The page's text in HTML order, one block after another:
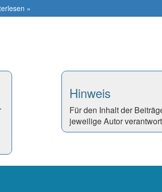
»
Hinweis
Für den Inhalt der
jeweilige Autor